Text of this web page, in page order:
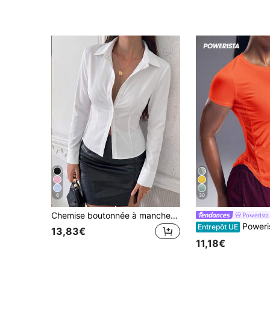
6
Chemise boutonnée à manches longues ajustée avec col pour femmes, nouvelle collection d'été
13,83€
30
Powerista
Entrepôt UE Powerista Tee-shirt de
11,18€